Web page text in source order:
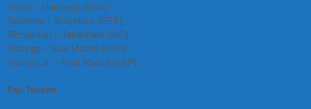
Pedro – Flamengo (BRA)
Raphinha – Barcelona (ESP)
Richarlison – Tottenham (ING)
Rodrygo – Real Madrid (ESP)
Vinicius Jr. – Real Madrid (ESP)
Fan Tokens